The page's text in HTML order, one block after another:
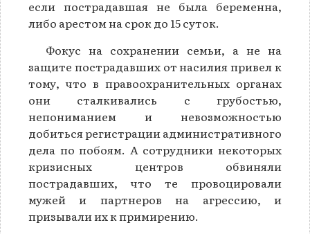
если пострадавшая не была беременна,
либо арестом на срок до 15 суток.
Фокус на сохранении семьи, а не на
защите пострадавших от насилия привел к
тому, что в правоохранительных органах
они сталкивались с грубостью,
непониманием и невозможностью
добиться регистрации административного
дела по побоям. А сотрудники некоторых
кризисных центров обвиняли
пострадавших, что те провоцировали
мужей и партнеров на агрессию, и
призывали их к примирению.